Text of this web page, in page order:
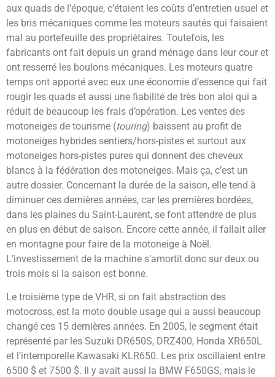
aux quads de l’époque, c’étaient les coûts d’entretien usuel et
les bris mécaniques comme les moteurs sautés qui faisaient
mal au portefeuille des propriétaires. Toutefois, les
fabricants ont fait depuis un grand ménage dans leur cour et
ont resserré les boulons mécaniques. Les moteurs quatre
temps ont apporté avec eux une économie d’essence qui fait
rougir les quads et aussi une fiabilité de très bon aloi qui a
réduit de beaucoup les frais d’opération. Les ventes des
motoneiges de tourisme (touring) baissent au profit de
motoneiges hybrides sentiers/hors-pistes et surtout aux
motoneiges hors-pistes pures qui donnent des cheveux
blancs à la fédération des motoneiges. Mais ça, c’est un
autre dossier. Concernant la durée de la saison, elle tend à
diminuer ces dernières années, car les premières bordées,
dans les plaines du Saint-Laurent, se font attendre de plus
en plus en début de saison. Encore cette année, il fallait aller
en montagne pour faire de la motoneige à Noël.
L’investissement de la machine s’amortit donc sur deux ou
trois mois si la saison est bonne.
Le troisième type de VHR, si on fait abstraction des
motocross, est la moto double usage qui a aussi beaucoup
changé ces 15 dernières années. En 2005, le segment était
représenté par les Suzuki DR650S, DRZ400, Honda XR650L
et l’intemporelle Kawasaki KLR650. Les prix oscillaient entre
6500 $ et 7500 $. Il y avait aussi la BMW F650GS, mais le